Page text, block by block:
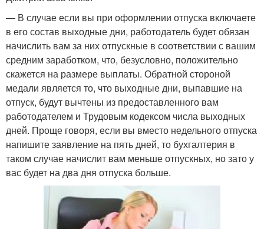
— В случае если вы при оформлении отпуска включаете
в его состав выходные дни, работодатель будет обязан
начислить вам за них отпускные в соответствии с вашим
средним заработком, что, безусловно, положительно
скажется на размере выплаты. Обратной стороной
медали является то, что выходные дни, выпавшие на
отпуск, будут вычтены из предоставленного вам
работодателем и Трудовым кодексом числа выходных
дней. Проще говоря, если вы вместо недельного отпуска
напишите заявление на пять дней, то бухгалтерия в
таком случае начислит вам меньше отпускных, но зато у
вас будет на два дня отпуска больше.